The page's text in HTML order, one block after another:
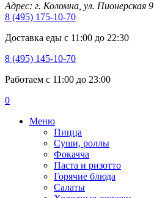
Адрес: г. Коломна, ул. Пионерская 9
8 (495) 175-10-70
Доставка еды с 11:00 до 22:30
8 (495) 145-10-70
Работаем с 11:00 до 23:00
0
Меню
Пицца
Суши, роллы
Фокачча
Паста и ризотто
Горячие блюда
Салаты